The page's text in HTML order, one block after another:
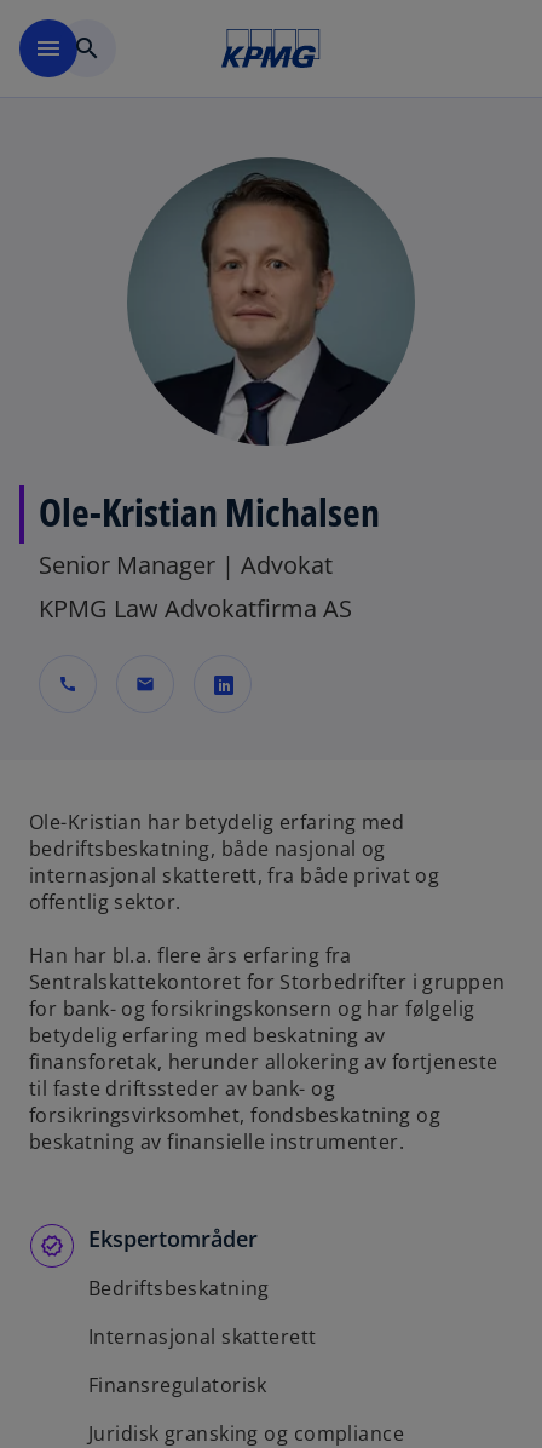
menu search
Ole-Kristian Michalsen
Senior Manager | Advokat
KPMG Law Advokatfirma AS
call mail
n
s
i
n
e
w
t
a
b
Ole-Kristian har betydelig erfaring med
bedriftsbeskatning, både nasjonal og
internasjonal skatterett, fra både privat og
offentlig sektor.
Han har bl.a. flere års erfaring fra
Sentralskattekontoret for Storbedrifter i gruppen
for bank- og forsikringskonsern og har følgelig
betydelig erfaring med beskatning av
finansforetak, herunder allokering av fortjeneste
til faste driftssteder av bank- og
forsikringsvirksomhet, fondsbeskatning og
beskatning av finansielle instrumenter.
Ekspertområder
Bedriftsbeskatning
Internasjonal skatterett
Finansregulatorisk
Juridisk gransking og compliance